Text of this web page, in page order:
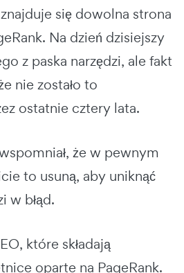
się dowolna strona
Na dzień dzisiejszy
z paska narzędzi, ale fakt
nie zostało to
ostatnie cztery lata.
że w pewnym
to usuną, aby uniknąć
w błąd.
które składają
oparte na PageRank.